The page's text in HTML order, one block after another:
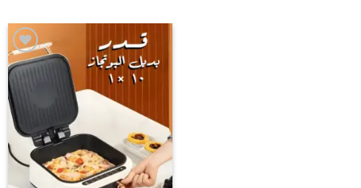
Add to
wishlist